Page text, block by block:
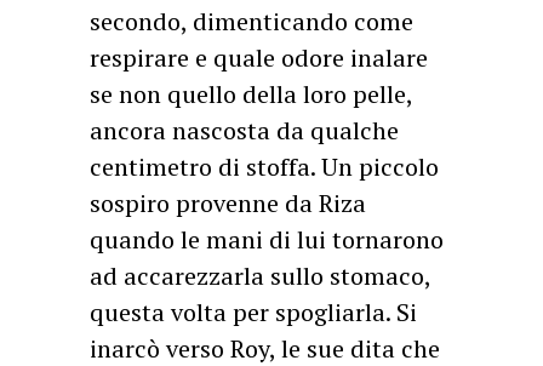
secondo, dimenticando come
respirare e quale odore inalare
se non quello della loro pelle,
ancora nascosta da qualche
centimetro di stoffa. Un piccolo
sospiro provenne da Riza
quando le mani di lui tornarono
ad accarezzarla sullo stomaco,
questa volta per spogliarla. Si
inarcò verso Roy, le sue dita che